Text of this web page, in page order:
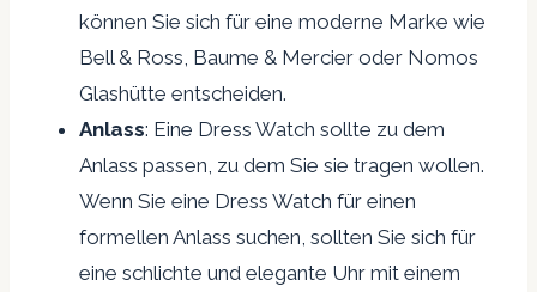
können Sie sich für eine moderne Marke wie
Bell & Ross, Baume & Mercier oder Nomos
Glashütte entscheiden.
Anlass: Eine Dress Watch sollte zu dem
Anlass passen, zu dem Sie sie tragen wollen.
Wenn Sie eine Dress Watch für einen
formellen Anlass suchen, sollten Sie sich für
eine schlichte und elegante Uhr mit einem